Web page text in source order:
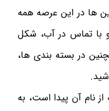
ها در این عرصه همه
با تماس در آب، شکل
در بسته بندی ها،
نام آن پیدا است، به